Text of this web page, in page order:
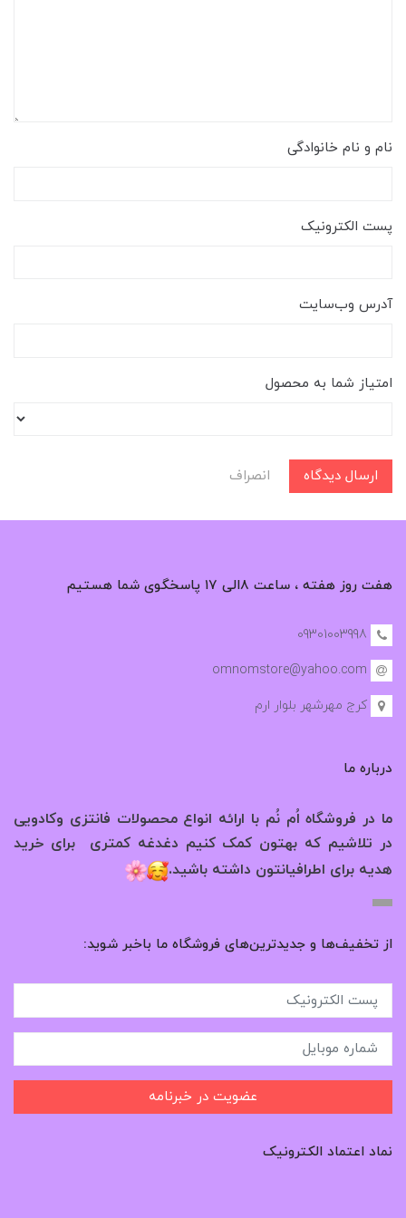
نام و نام خانوادگی
پست الکترونیک
آدرس وب‌سایت
امتیاز شما به محصول
ارسال دیدگاه انصراف
هفت روز هفته ، ساعت ۸الی ۱۷ پاسخگوی شما هستیم
09301003998
omnomstore@yahoo.com
کرج مهرشهر بلوار ارم
درباره ما
ما در فروشگاه اُم نُم با ارائه انواع محصولات فانتزی وکادویی
در تلاشیم که بهتون کمک کنیم دغدغه کمتری برای خرید
هدیه برای اطرافیانتون داشته باشید.
از تخفیف‌ها و جدیدترین‌های فروشگاه ما باخبر شوید:
عضویت در خبرنامه
نماد اعتماد الکترونیک